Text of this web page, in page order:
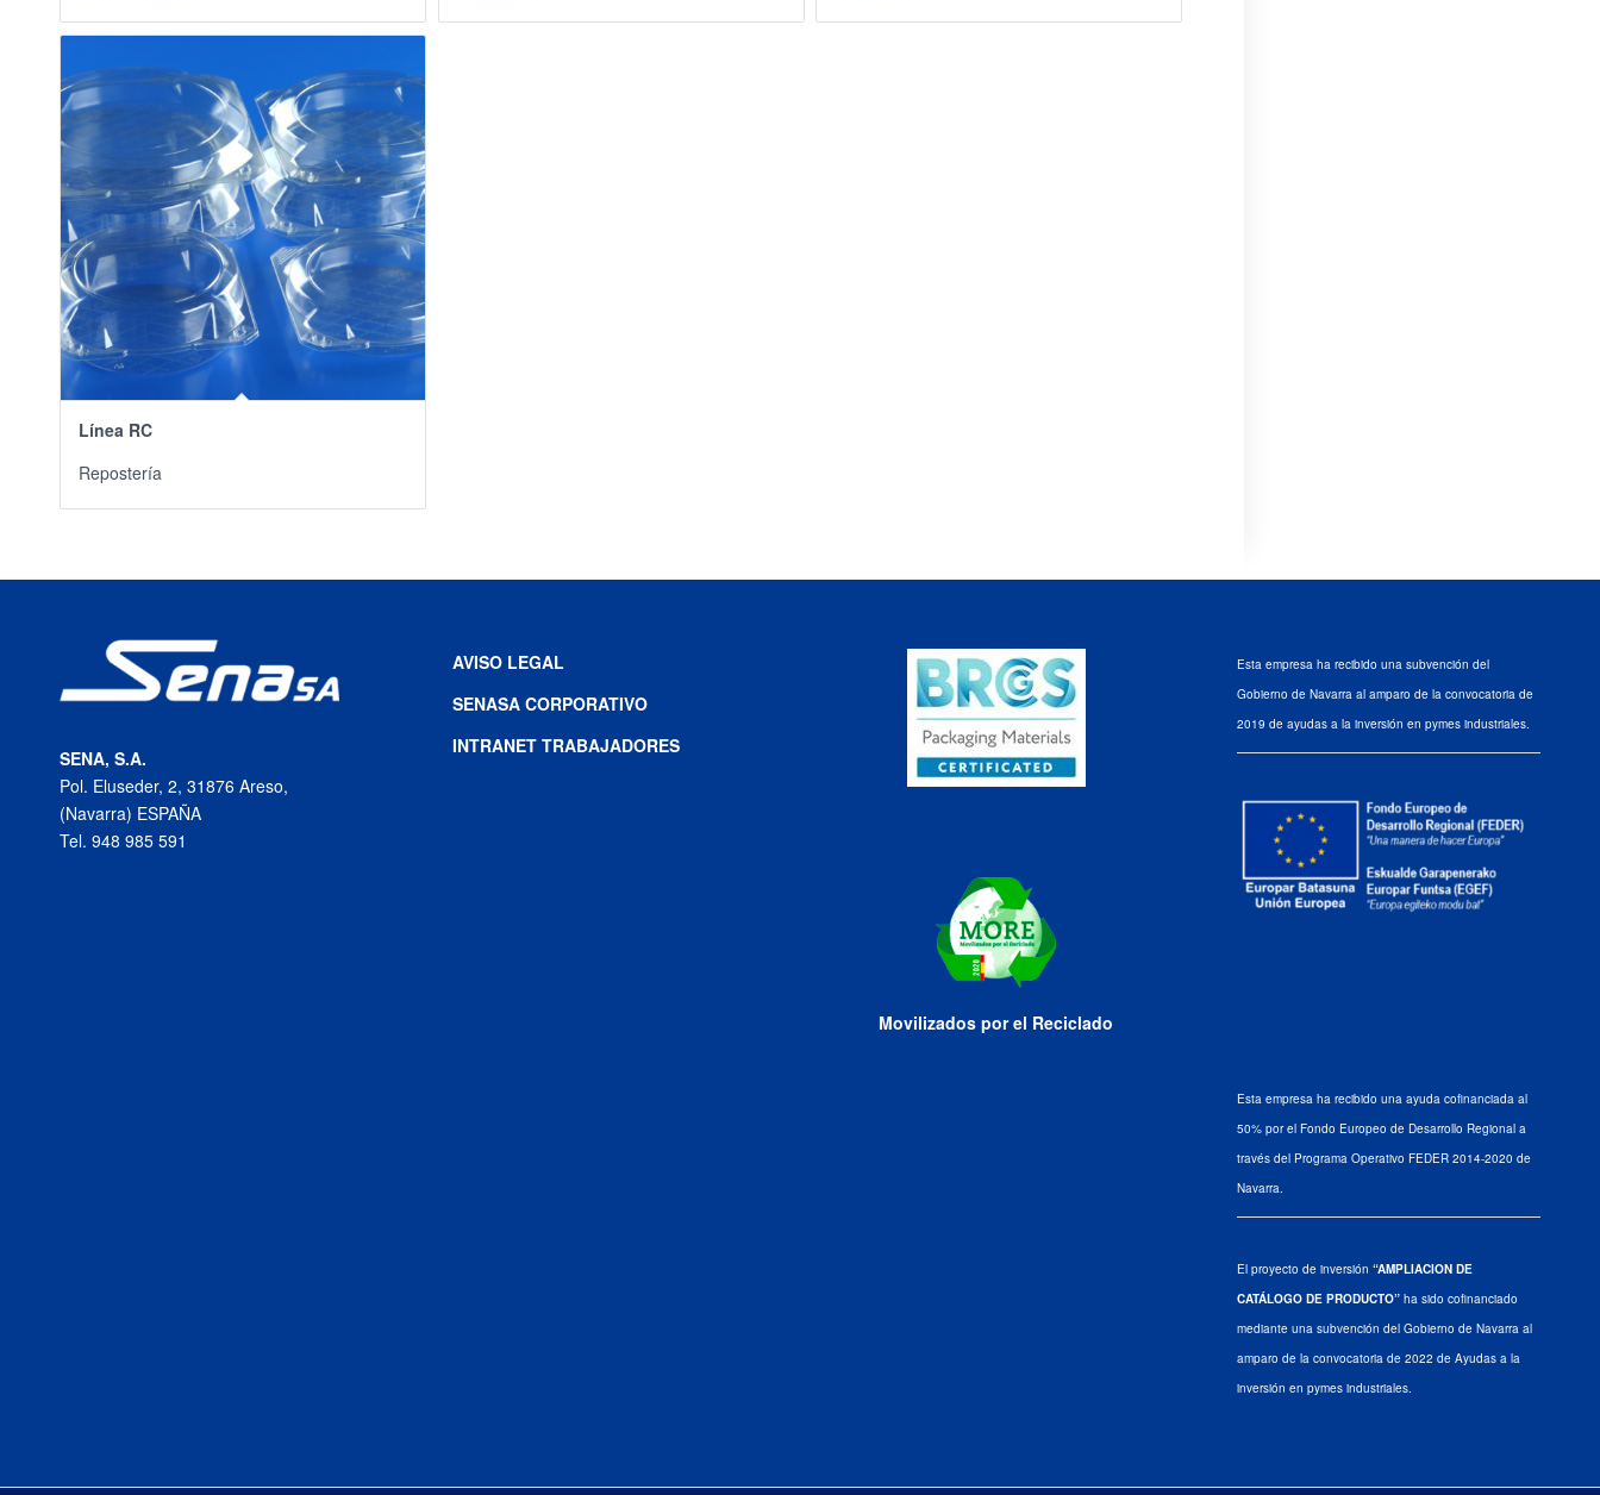
Línea RC
Repostería
SENA, S.A.
Pol. Eluseder, 2, 31876 Areso,
(Navarra) ESPAÑA
Tel. 948 985 591
AVISO LEGAL
SENASA CORPORATIVO
INTRANET TRABAJADORES
Movilizados por el Reciclado
Esta empresa ha recibido una subvención del
Gobierno de Navarra al amparo de la convocatoria de
2019 de ayudas a la inversión en pymes industriales.
Esta empresa ha recibido una ayuda cofinanciada al
50% por el Fondo Europeo de Desarrollo Regional a
través del Programa Operativo FEDER 2014-2020 de
Navarra.
El proyecto de inversión “AMPLIACION DE
CATÁLOGO DE PRODUCTO”ha sido cofinanciado
mediante una subvención del Gobierno de Navarra al
amparo de la convocatoria de 2022 de Ayudas a la
inversión en pymes industriales.